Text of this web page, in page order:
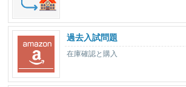
過去入試問題
在庫確認と購入